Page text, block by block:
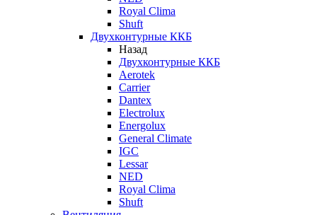
Royal Clima
Shuft
Двухконтурные ККБ
Назад
Двухконтурные ККБ
Aerotek
Carrier
Dantex
Electrolux
Energolux
General Climate
IGC
Lessar
NED
Royal Clima
Shuft